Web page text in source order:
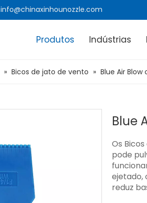
info@chinaxinhounozzle.com
Produtos Indústrias
» Bicos de jato de vento » Blue Air Blow
Blue
Os
pode
ejetado,
reduz